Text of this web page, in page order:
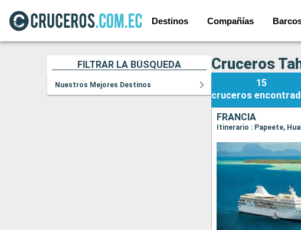
Destinos Compañías
FILTRAR LA BÚSQUEDA
Nuestros Mejores Destinos
Cruceros
15
cruceros
FRANCIA
Itinerario : Papeete,